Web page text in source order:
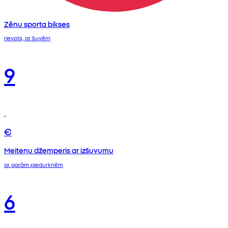
Zēnu sporta bikses
rievots, ar šuvēm
9
€
Meiteņu džemperis ar izšuvumu
ar garām piedurknēm
6